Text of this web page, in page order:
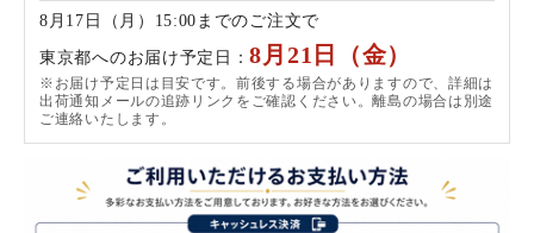
8月17日（月）15:00までのご注文で
東京都へのお届け予定日：8月21日（金）
※お届け予定日は目安です。前後する場合がありますので、詳細は
出荷通知メールの追跡リンクをご確認ください。離島の場合は別途
ご連絡いたします。